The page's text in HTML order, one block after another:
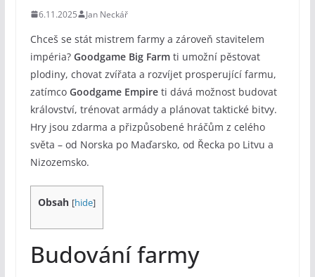
6.11.2025 Jan Neckář
Chceš se stát mistrem farmy a zároveň stavitelem
impéria? Goodgame Big Farmti umožní pěstovat
plodiny, chovat zvířata a rozvíjet prosperující farmu,
zatímco Goodgame Empireti dává možnost budovat
království, trénovat armády a plánovat taktické bitvy.
Hry jsou zdarma a přizpůsobené hráčům z celého
světa – od Norska po Maďarsko, od Řecka po Litvu a
Nizozemsko.
Obsah [hide]
Budování farmy